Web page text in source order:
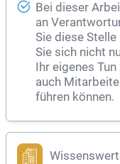
Bei dieser
an
Sie diese
Sie sich nicht
Ihr eigenes
auch
führen können.